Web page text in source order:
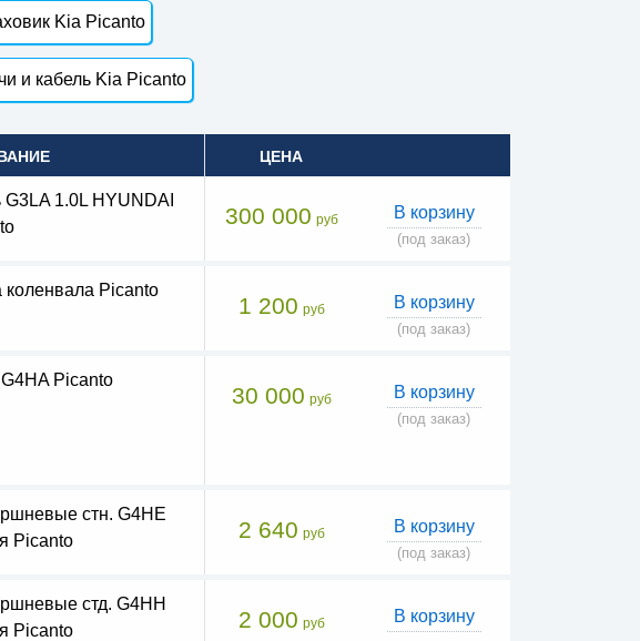
Kia Picanto
и кабель Kia Picanto
ЦЕНА
G3LA 1.0L HYUNDAI
300 000 руб В корзину
(под заказ)
коленвала Picanto
1 200 руб В корзину
(под заказ)
Picanto
30 000 руб В корзину
(под заказ)
стн. G4HE
Picanto
2 640 руб В корзину
(под заказ)
стд. G4HH
Picanto
2 000 руб В корзину